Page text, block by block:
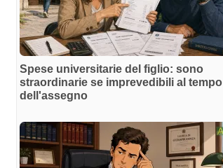
Spese universitarie del figlio: sono
straordinarie se imprevedibili al tempo
dell'assegno